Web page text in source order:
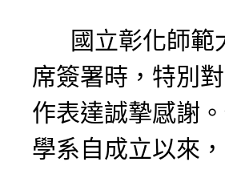
國立彰化師範
席簽署時，特別
作表達誠摯感謝
學系自成立以來